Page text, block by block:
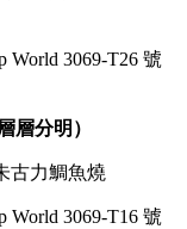
World 3069-T26 號
層分明）
古力鯛魚燒
World 3069-T16 號